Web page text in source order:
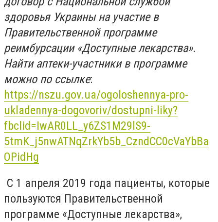
здоровья Украины на участие в
Правительственной программе
реимбурсации «Доступные лекарства».
Найти аптеки-участники в программе
можно по ссылке:
https://nszu.gov.ua/ogoloshennya-pro-
ukladennya-dogovoriv/dostupni-liky?
fbclid=IwAR0LL_y6ZS1M29lS9-
5tmK_j5nwATNqZrkYb5b_CzndCC0cVaYbBa
OPidHg
С 1 апреля 2019 года пациенты, которые
пользуются Правительственной
программе «Доступные лекарства»,